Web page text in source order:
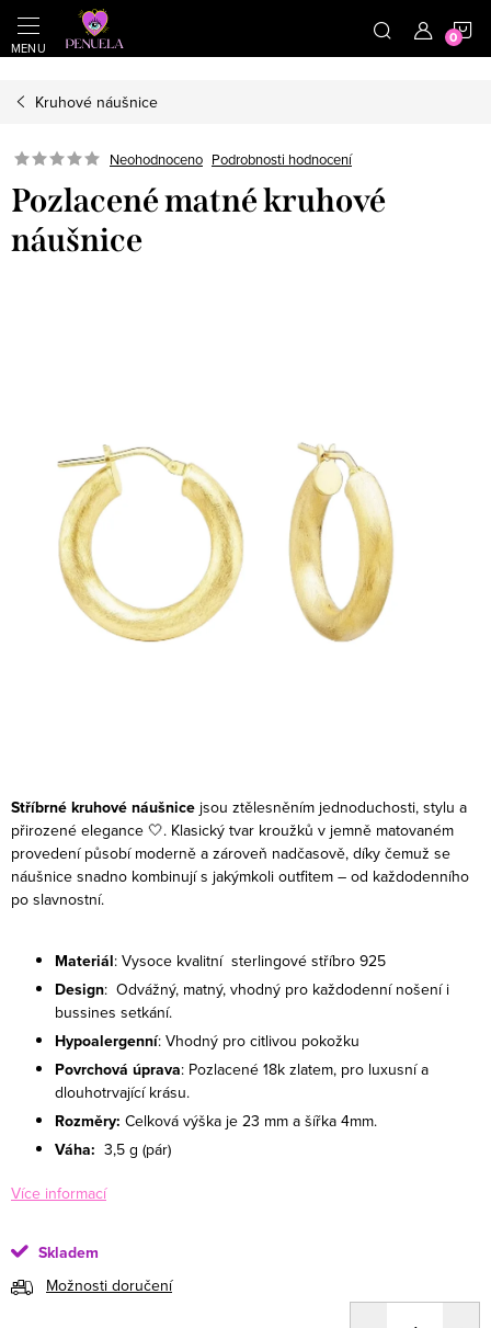
https://cz.pinterest.com/shoppenuela/
Přejít na obsah
Kruhové náušnice
Neohodnoceno Podrobnosti hodnocení
Pozlacené matné kruhové
náušnice
Stříbrné kruhové náušnice jsou ztělesněním jednoduchosti, stylu a
přirozené elegance 🤍. Klasický tvar kroužků v jemně matovaném
provedení působí moderně a zároveň nadčasově, díky čemuž se
náušnice snadno kombinují s jakýmkoli outfitem – od každodenního
po slavnostní.
Materiál: Vysoce kvalitní sterlingové stříbro 925
Design: Odvážný, matný, vhodný pro každodenní nošení i
bussines setkání.
Hypoalergenní: Vhodný pro citlivou pokožku
Povrchová úprava: Pozlacené 18k zlatem, pro luxusní a
dlouhotrvající krásu.
Rozměry: Celková výška je 23 mm a šířka 4mm.
Váha: 3,5 g (pár)
Více informací
Skladem
Možnosti doručení